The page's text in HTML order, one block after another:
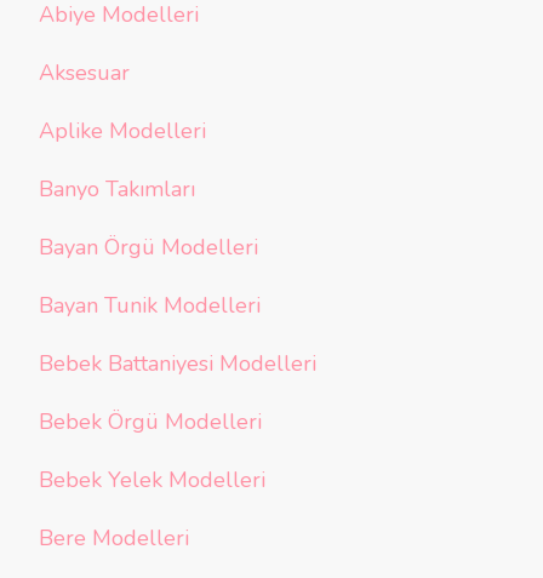
Abiye Modelleri
Aksesuar
Aplike Modelleri
Banyo Takımları
Bayan Örgü Modelleri
Bayan Tunik Modelleri
Bebek Battaniyesi Modelleri
Bebek Örgü Modelleri
Bebek Yelek Modelleri
Bere Modelleri